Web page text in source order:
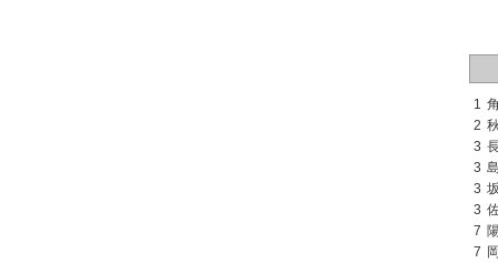
1
2
3
3
3
3
7
7